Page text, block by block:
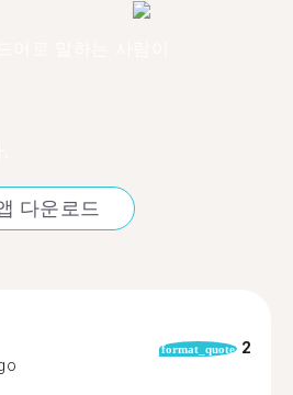
다운로드
format_quote 2